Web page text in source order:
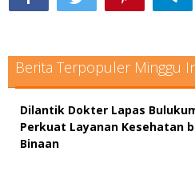
Berita Terpopuler Minggu
Dilantik Dokter Lapas
Perkuat Layanan Kesehatan
Binaan